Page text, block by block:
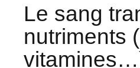
Le sang
nutriments